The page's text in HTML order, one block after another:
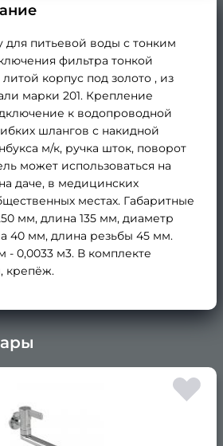
для питьевой воды с тонким
фильтра тонкой
корпус под золото , из
марки 201. Крепление
к водопроводной
шлангов с накидной
м/к, ручка шток, поворот
может использоваться на
даче, в медицинских
местах. Габаритные
мм, длина 135 мм, диаметр
40 мм, длина резьбы 45 мм.
- 0,0033 м3. В комплекте
крепёж.